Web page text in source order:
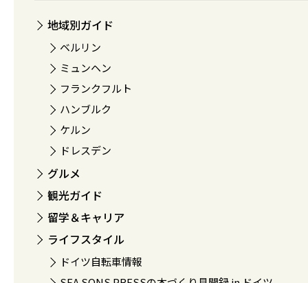
地域別ガイド
ベルリン
ミュンヘン
フランクフルト
ハンブルク
ケルン
ドレスデン
グルメ
観光ガイド
留学＆キャリア
ライフスタイル
ドイツ自転車情報